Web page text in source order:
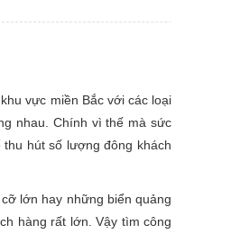
vực miền Bắc với các loại
nhau. Chính vì thế mà sức
hút số lượng đông khách
lớn hay những biển quảng
hàng rất lớn. Vậy tìm công